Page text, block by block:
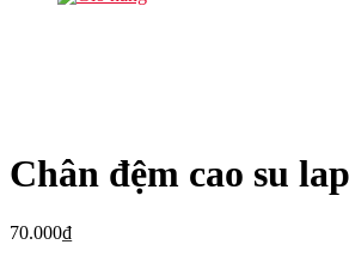
Chân đệm cao su
70.000₫